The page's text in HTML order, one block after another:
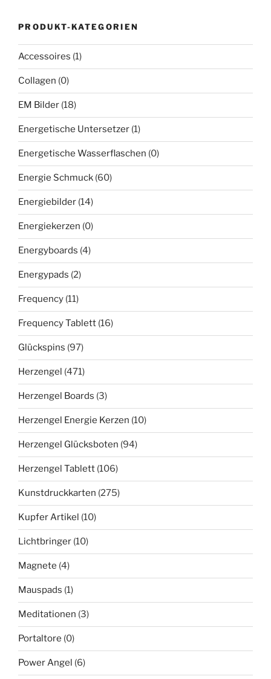
PRODUKT-KATEGORIEN
Accessoires (1)
Collagen (0)
EM Bilder (18)
Energetische Untersetzer (1)
Energetische Wasserflaschen (0)
Energie Schmuck (60)
Energiebilder (14)
Energiekerzen (0)
Energyboards (4)
Energypads (2)
Frequency (11)
Frequency Tablett (16)
Glückspins (97)
Herzengel (471)
Herzengel Boards (3)
Herzengel Energie Kerzen (10)
Herzengel Glücksboten (94)
Herzengel Tablett (106)
Kunstdruckkarten (275)
Kupfer Artikel (10)
Lichtbringer (10)
Magnete (4)
Mauspads (1)
Meditationen (3)
Portaltore (0)
Power Angel (6)